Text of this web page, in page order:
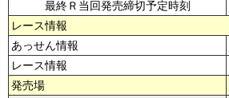
最終Ｒ当回発売締切予定時刻
レース情報
あっせん情報
レース情報
発売場